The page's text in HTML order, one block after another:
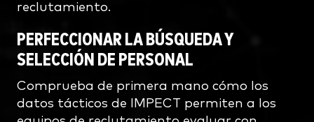
reclutamiento.
PERFECCIONAR LA BÚSQUEDA Y
SELECCIÓN DE PERSONAL
Comprueba de primera mano cómo los
datos tácticos de IMPECT permiten a los